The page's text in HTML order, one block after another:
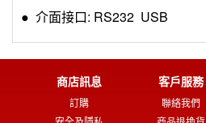
● 介面接口: RS232 USB
商店訊息
訂購
客戶服務
聯絡我們